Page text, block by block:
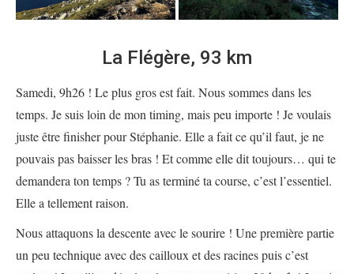
La Flégère, 93 km
Samedi, 9h26 ! Le plus gros est fait. Nous sommes dans les
temps. Je suis loin de mon timing, mais peu importe ! Je voulais
juste être finisher pour Stéphanie. Elle a fait ce qu’il faut, je ne
pouvais pas baisser les bras ! Et comme elle dit toujours… qui te
demandera ton temps ? Tu as terminé ta course, c’est l’essentiel.
Elle a tellement raison.
Nous attaquons la descente avec le sourire ! Une première partie
un peu technique avec des cailloux et des racines puis c’est